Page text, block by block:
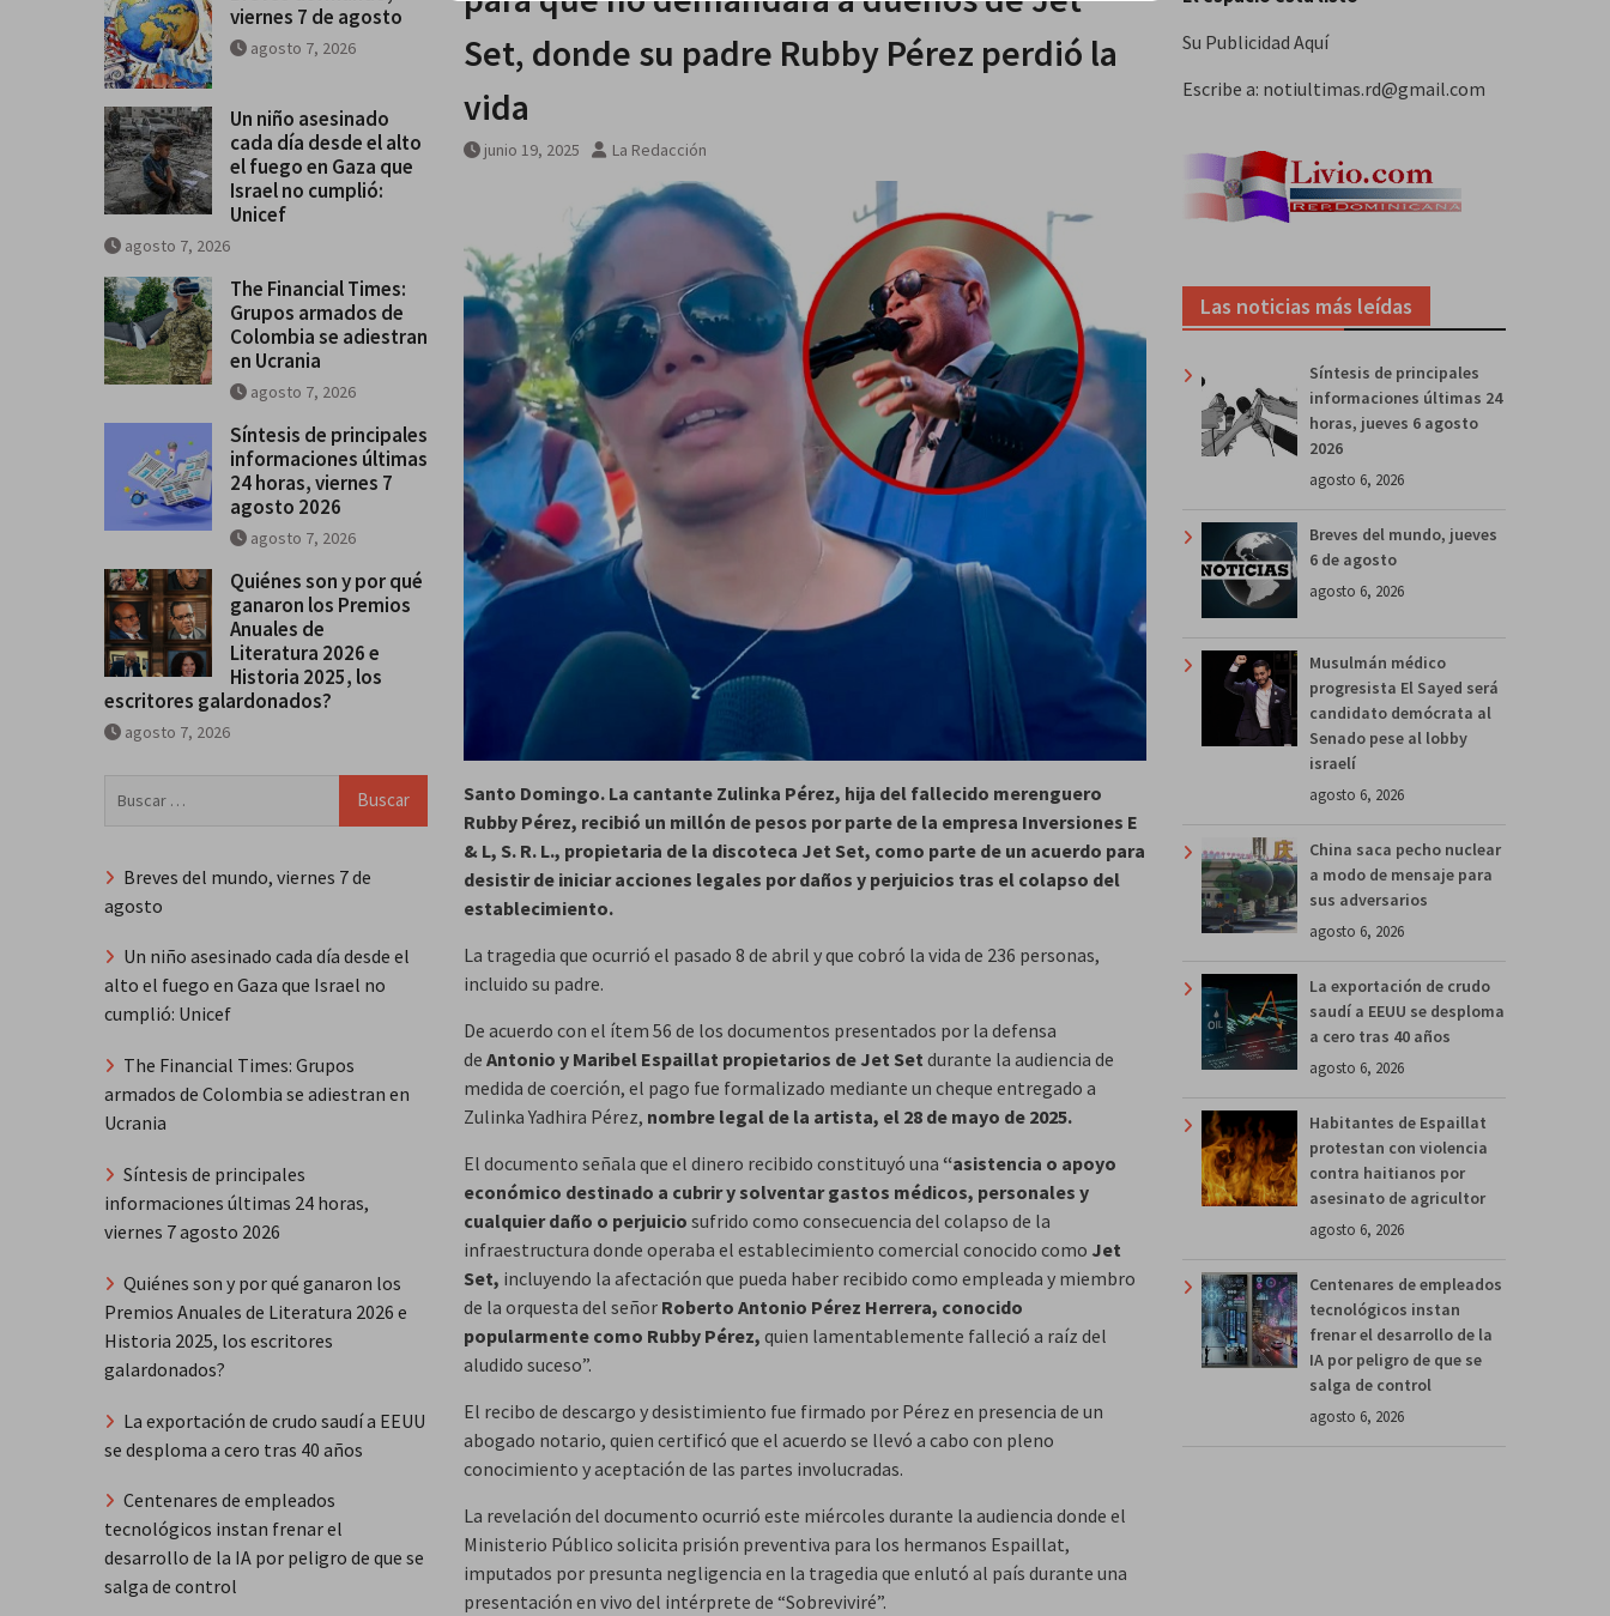
se salga de control
Breves del mundo, viernes 7 de agostoSet, donde su padre Rubby Pérez perdió la
vida
junio 19, 2025 La Redacción
Santo Domingo. La cantante Zulinka Pérez, hija del fallecido merenguero
Rubby Pérez, recibió un millón de pesos por parte de la empresa Inversiones E
& L, S. R. L., propietaria de la discoteca Jet Set, como parte de un acuerdo para
desistir de iniciar acciones legales por daños y perjuicios tras el colapso del
establecimiento.
La tragedia que ocurrió el pasado 8 de abril y que cobró la vida de 236 personas,
incluido su padre.
De acuerdo con el ítem 56 de los documentos presentados por la defensa
de Antonio y Maribel Espaillat propietarios de Jet Set durante la audiencia de
medida de coerción, el pago fue formalizado mediante un cheque entregado a
Zulinka Yadhira Pérez, nombre legal de la artista, el 28 de mayo de 2025.
El documento señala que el dinero recibido constituyó una “asistencia o apoyo
económico destinado a cubrir y solventar gastos médicos, personales y
cualquier daño o perjuicio sufrido como consecuencia del colapso de la
infraestructura donde operaba el establecimiento comercial conocido como Jet
Set, incluyendo la afectación que pueda haber recibido como empleada y miembro
de la orquesta del señor Roberto Antonio Pérez Herrera, conocido
popularmente como Rubby Pérez, quien lamentablemente falleció a raíz del
aludido suceso”.
El recibo de descargo y desistimiento fue firmado por Pérez en presencia de un
abogado notario, quien certificó que el acuerdo se llevó a cabo con pleno
conocimiento y aceptación de las partes involucradas.
La revelación del documento ocurrió este miércoles durante la audiencia donde el
Ministerio Público solicita prisión preventiva para los hermanos Espaillat,
imputados por presunta negligencia en la tragedia que enlutó al país durante una
presentación en vivo del intérprete de “Sobreviviré”.
Su Publicidad Aquí
Escribe a: notiultimas.rd@gmail.com
Las noticias más leídas
Síntesis de principales
informaciones últimas 24
horas, jueves 6 agosto
2026
agosto 6, 2026
Breves del mundo, jueves
6 de agosto
agosto 6, 2026
Musulmán médico
progresista El Sayed será
candidato demócrata al
Senado pese al lobby
israelí
agosto 6, 2026
China saca pecho nuclear
a modo de mensaje para
sus adversarios
agosto 6, 2026
La exportación de crudo
saudí a EEUU se desploma
a cero tras 40 años
agosto 6, 2026
Habitantes de Espaillat
protestan con violencia
contra haitianos por
asesinato de agricultor
agosto 6, 2026
Centenares de empleados
tecnológicos instan
frenar el desarrollo de la
IA por peligro de que se
salga de control
agosto 6, 2026
viernes 7 de agosto
agosto 7, 2026
Un niño asesinado
cada día desde el alto
el fuego en Gaza que
Israel no cumplió:
Unicef
agosto 7, 2026
The Financial Times:
Grupos armados de
Colombia se adiestran
en Ucrania
agosto 7, 2026
Síntesis de principales
informaciones últimas
24 horas, viernes 7
agosto 2026
agosto 7, 2026
Quiénes son y por qué
ganaron los Premios
Anuales de
Literatura 2026 e
Historia 2025, los
escritores galardonados?
agosto 7, 2026
Breves del mundo, viernes 7 de
agosto
Un niño asesinado cada día desde el
alto el fuego en Gaza que Israel no
cumplió: Unicef
The Financial Times: Grupos
armados de Colombia se adiestran en
Ucrania
Síntesis de principales
informaciones últimas 24 horas,
viernes 7 agosto 2026
Quiénes son y por qué ganaron los
Premios Anuales de Literatura 2026 e
Historia 2025, los escritores
galardonados?
La exportación de crudo saudí a EEUU
se desploma a cero tras 40 años
Centenares de empleados
tecnológicos instan frenar el
desarrollo de la IA por peligro de que se
salga de control